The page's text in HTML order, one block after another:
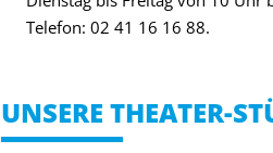
Telefon: 02 41 16 16 88.
UNSERE THEATER-